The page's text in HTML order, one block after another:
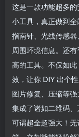
这是一款功能超多
小工具，真正做到
指南针、光线传感
周围环境信息。还
高的工具。不仅如
效，让你 DIY 出个
图片修复、压缩等
集成了诸如二维码
可谓超全超强大！
扫码
使用其它方